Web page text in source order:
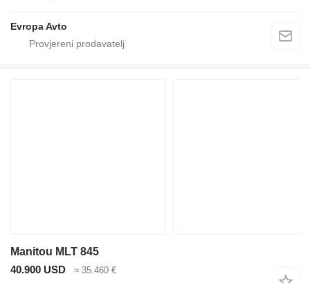
Evropa Avto
Manitou MLT 845
40.900 USD
≈ 35.460 €